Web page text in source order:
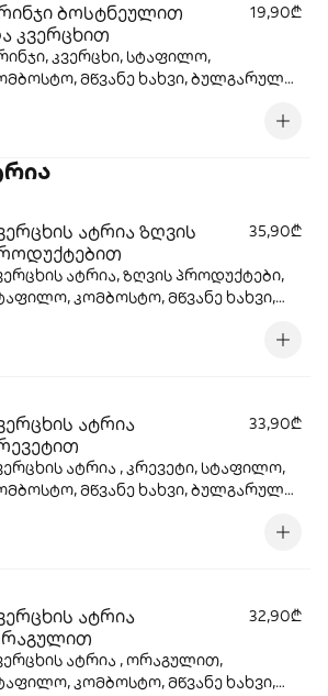
ბოსტნეულით
კვერცხით
19,90₾
კვერცხი, სტაფილო,
მწვანე ხახვი, ბულგარული,
ატრია ზღვის
35,90₾
ატრია, ზღვის პროდუქტები,
კომბოსტო, მწვანე ხახვი,
სეზამის მარცვლები , ტერიაკის
ატრია
33,90₾
ატრია , კრევეტი, სტაფილო,
მწვანე ხახვი, ბულგარული,
ატრია
32,90₾
ატრია , ორაგულით,
კომბოსტო, მწვანე ხახვი,